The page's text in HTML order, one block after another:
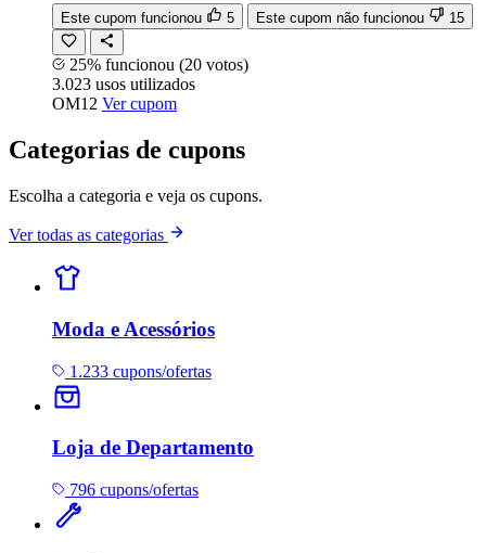
Este cupom funcionou 5 Este cupom não funcionou 15
25% funcionou (20 votos)
3.023 usos utilizados
OM12 Ver cupom
Categorias de cupons
Escolha a categoria e veja os cupons.
Ver todas as categorias
Moda e Acessórios
1.233 cupons/ofertas
Loja de Departamento
796 cupons/ofertas